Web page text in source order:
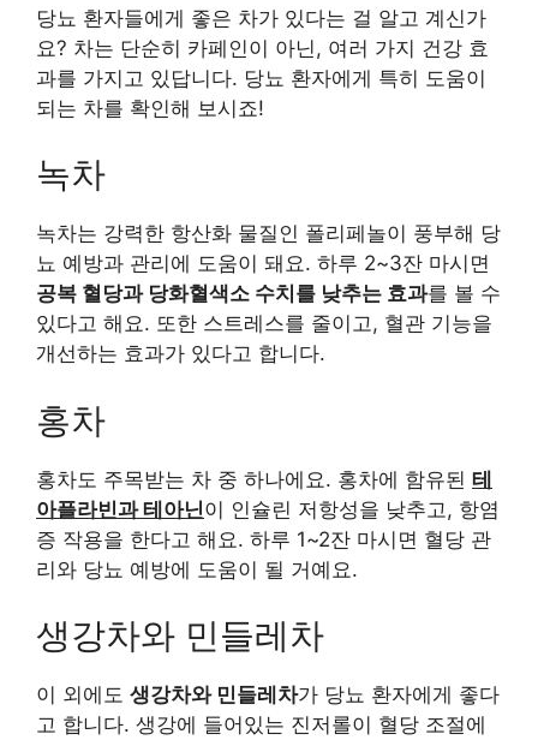
당뇨 환자들에게 좋은 차가 있다는 걸 알고 계신가
요? 차는 단순히 카페인이 아닌, 여러 가지 건강 효
과를 가지고 있답니다. 당뇨 환자에게 특히 도움이
되는 차를 확인해 보시죠!
녹차
녹차는 강력한 항산화 물질인 폴리페놀이 풍부해 당
뇨 예방과 관리에 도움이 돼요. 하루 2~3잔 마시면
공복 혈당과 당화혈색소 수치를 낮추는 효과를 볼 수
있다고 해요. 또한 스트레스를 줄이고, 혈관 기능을
개선하는 효과가 있다고 합니다.
홍차
홍차도 주목받는 차 중 하나에요. 홍차에 함유된 테
아플라빈과 테아닌이 인슐린 저항성을 낮추고, 항염
증 작용을 한다고 해요. 하루 1~2잔 마시면 혈당 관
리와 당뇨 예방에 도움이 될 거예요.
생강차와 민들레차
이 외에도 생강차와 민들레차가 당뇨 환자에게 좋다
고 합니다. 생강에 들어있는 진저롤이 혈당 조절에